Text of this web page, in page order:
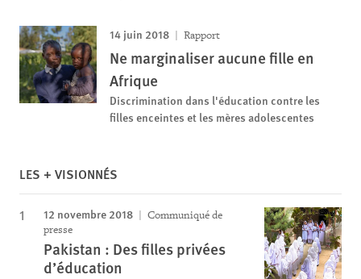
14 juin 2018 Rapport
Ne marginaliser aucune fille en
Afrique
Discrimination dans l'éducation contre les
filles enceintes et les mères adolescentes
LES + VISIONNÉS
12 novembre 2018
Communiqué de
presse
Pakistan : Des filles privées
d’éducation